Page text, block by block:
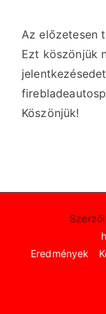
Az előzetesen
Ezt köszönjük
Köszönjük!
Eredmények